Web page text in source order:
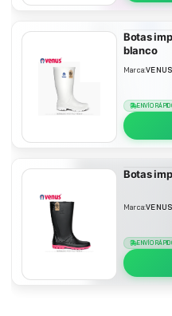
Botas
blanco
Marca:VENUS
ENVÍO
Botas
Marca:VENUS
ENVÍO